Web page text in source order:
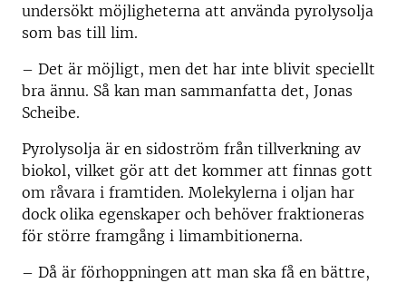
undersökt möjligheterna att använda pyrolysolja
som bas till lim.
– Det är möjligt, men det har inte blivit speciellt
bra ännu. Så kan man sammanfatta det, Jonas
Scheibe.
Pyrolysolja är en sidoström från tillverkning av
biokol, vilket gör att det kommer att finnas gott
om råvara i framtiden. Molekylerna i oljan har
dock olika egenskaper och behöver fraktioneras
för större framgång i limambitionerna.
– Då är förhoppningen att man ska få en bättre,